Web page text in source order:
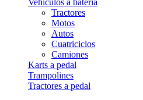
Vehículos a batería
Tractores
Motos
Autos
Cuatriciclos
Camiones
Karts a pedal
Trampolines
Tractores a pedal